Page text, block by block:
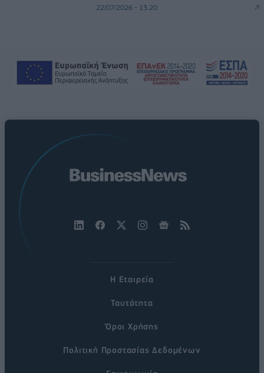
22/07/2026 - 13:20
Η Εταιρεία
Ταυτότητα
Όροι Χρήσης
Πολιτική Προστασίας Δεδομένων